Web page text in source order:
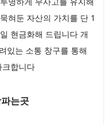
혀둔 자산의 가치를 단 1
현금화해 드립니다 개
있는 소통 창구를 통해
합니다
는곳